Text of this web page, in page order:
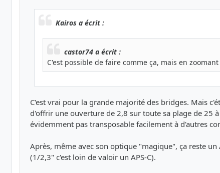
Kairos a écrit :
castor74 a écrit :
C'est possible de faire comme ça, mais en
C'est vrai pour la grande majorité des bridges. Mais
d'offrir une ouverture de 2,8 sur toute sa plage de 25
évidemment pas transposable facilement à d'autres
Après, même avec son optique "magique", ça reste
(1/2,3" c'est loin de valoir un APS-C).